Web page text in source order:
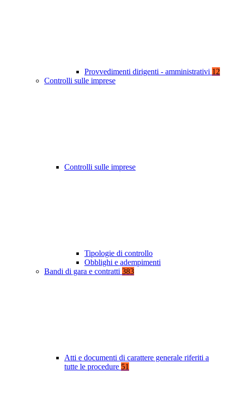
Provvedimenti dirigenti - amministrativi 12
Controlli sulle imprese
Controlli sulle imprese
Tipologie di controllo
Obblighi e adempimenti
Bandi di gara e contratti 383
Atti e documenti di carattere generale riferiti a
tutte le procedure 51